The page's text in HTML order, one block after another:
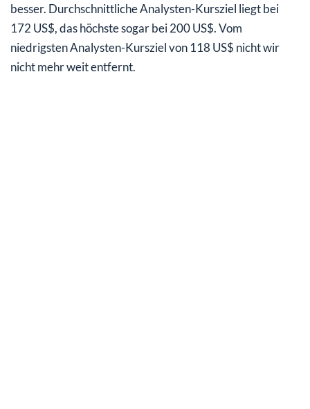
besser. Durchschnittliche Analysten-Kursziel liegt bei
172 US$, das höchste sogar bei 200 US$. Vom
niedrigsten Analysten-Kursziel von 118 US$ nicht wir
nicht mehr weit entfernt.